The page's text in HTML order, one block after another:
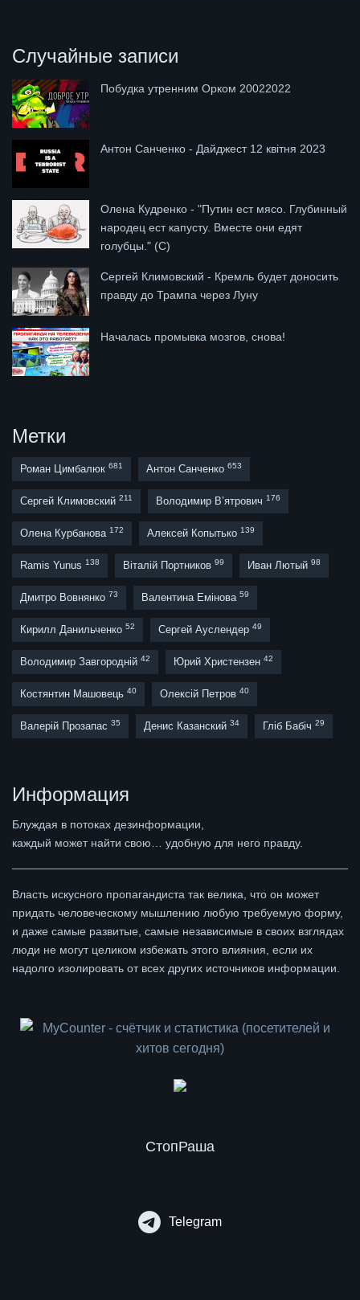
Случайные записи
Побудка утренним Орком 20022022
Антон Санченко - Дайджест 12 квітня 2023
Олена Кудренко - "Путин ест мясо. Глубинный
народец ест капусту. Вместе они едят
голубцы." (С)
Сергей Климовский - Кремль будет доносить
правду до Трампа через Луну
Началась промывка мозгов, снова!
Метки
Роман Цимбалюк 681 Антон Санченко 653
Сергей Климовский 211 Володимир В’ятрович 176
Олена Курбанова 172 Алексей Копытько 139
Ramis Yunus 138 Віталій Портников 99 Иван Лютый 98
Дмитро Вовнянко 73 Валентина Емінова 59
Кирилл Данильченко 52 Сергей Ауслендер 49
Володимир Завгородній 42 Юрий Христензен 42
Костянтин Машовець 40 Олексій Петров 40
Валерій Прозапас 35 Денис Казанский 34 Гліб Бабіч 29
Информация
Блуждая в потоках дезинформации,
каждый может найти свою… удобную для него правду.
Власть искусного пропагандиста так велика, что он может
придать человеческому мышлению любую требуемую форму,
и даже самые развитые, самые независимые в своих взглядах
люди не могут целиком избежать этого влияния, если их
надолго изолировать от всех других источников информации.
СтопРаша
Telegram